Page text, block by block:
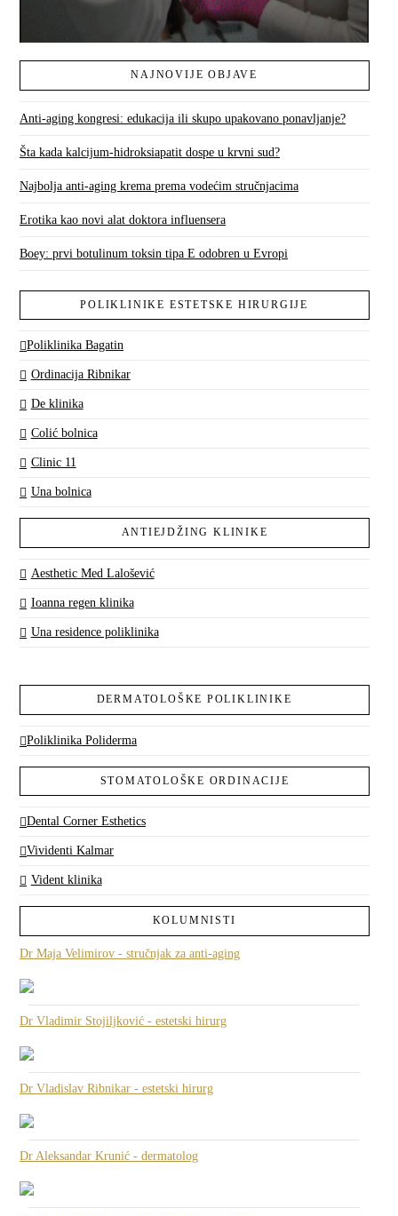
NAJNOVIJE OBJAVE
Anti-aging kongresi: edukacija ili skupo upakovano ponavljanje?
Šta kada kalcijum-hidroksiapatit dospe u krvni sud?
Najbolja anti-aging krema prema vodećim stručnjacima
Erotika kao novi alat doktora influensera
Boey: prvi botulinum toksin tipa E odobren u Evropi
POLIKLINIKE ESTETSKE HIRURGIJE
Poliklinika Bagatin
Ordinacija Ribnikar
De klinika
Colić bolnica
Clinic 11
Una bolnica
ANTIEJDŽING KLINIKE
Aesthetic Med Lalošević
Ioanna regen klinika
Una residence poliklinika
DERMATOLOŠKE POLIKLINIKE
Poliklinika Poliderma
STOMATOLOŠKE ORDINACIJE
Dental Corner Esthetics
Vividenti Kalmar
Vident klinika
KOLUMNISTI
Dr Maja Velimirov - stručnjak za anti-aging
Dr Vladimir Stojiljković - estetski hirurg
Dr Vladislav Ribnikar - estetski hirurg
Dr Aleksandar Krunić - dermatolog